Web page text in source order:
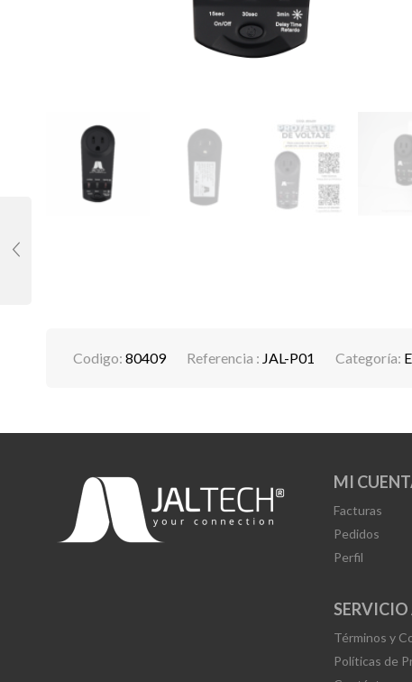
Codigo: 80409 Referencia : JAL-P01 Categoría:
MI
Facturas
Pedidos
Perfil
SERVICIO
Términos y
Políticas de